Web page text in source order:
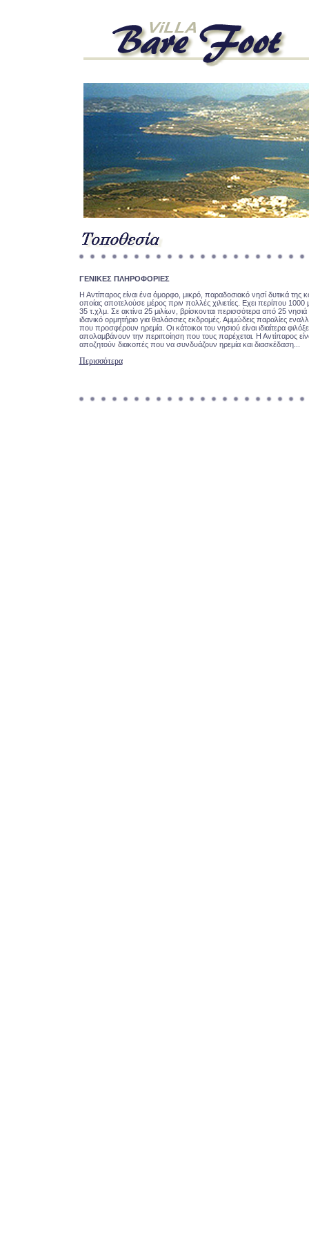
ΓΕΝΙΚΕΣ ΠΛΗΡΟΦΟΡΙΕΣ
Η Αντίπαρος είναι ένα όμορφο, μικρό, παραδοσιακό νησί δυτικά της
οποίας αποτελούσε μέρος πριν πολλές χιλιετίες. Εχει περίπου 1000
35 τ.χλμ. Σε ακτίνα 25 μιλίων, βρίσκονται περισσότερα από 25 νησιά
ιδανικό ορμητήριο για θαλάσσιες εκδρομές. Αμμώδεις παραλίες
που προσφέρουν ηρεμία. Οι κάτοικοι του νησιού είναι ιδιαίτερα
απολαμβάνουν την περιποίηση που τους παρέχεται. Η Αντίπαρος
αποζητούν διακοπές που να συνδυάζουν ηρεμία και διασκέδαση...
Περισσότερα